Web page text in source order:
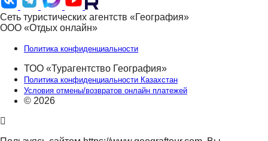
Сеть туристических агентств «География»
ООО «Отдых онлайн»
Политика конфиденциальности
ТОО «Турагентство География»
Политика конфиденциальности Казахстан
Условия отмены/возвратов онлайн платежей
© 2026